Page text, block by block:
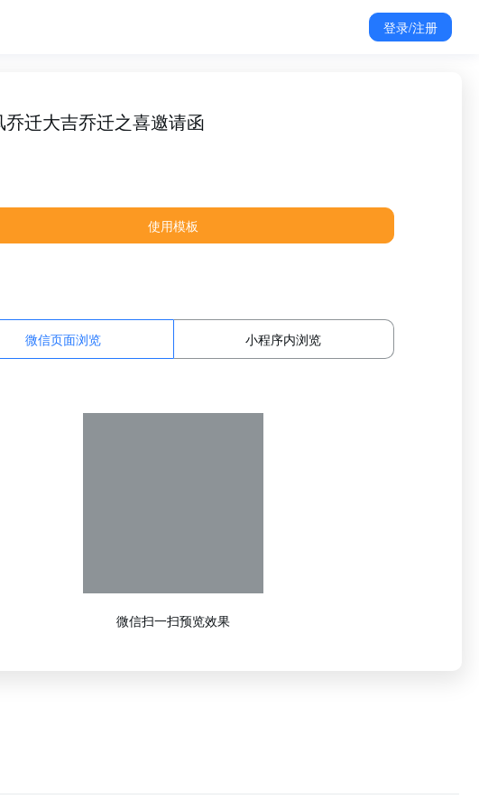
登录/注册
乔迁大吉乔迁之喜邀请函
使用模板
微信页面浏览 小程序内浏览
微信扫一扫预览效果